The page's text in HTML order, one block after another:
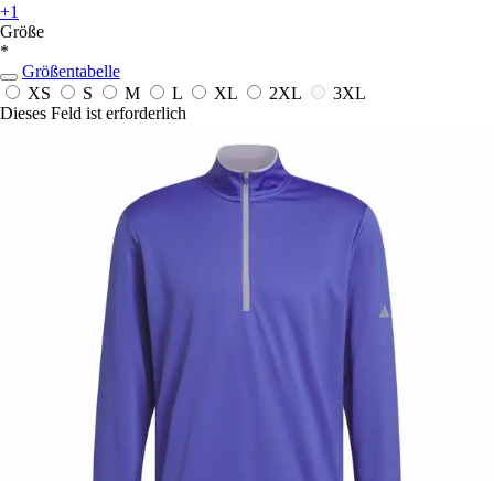
+1
Größe
*
Größentabelle
XS
S M L XL 2XL
3XL
Dieses Feld ist erforderlich